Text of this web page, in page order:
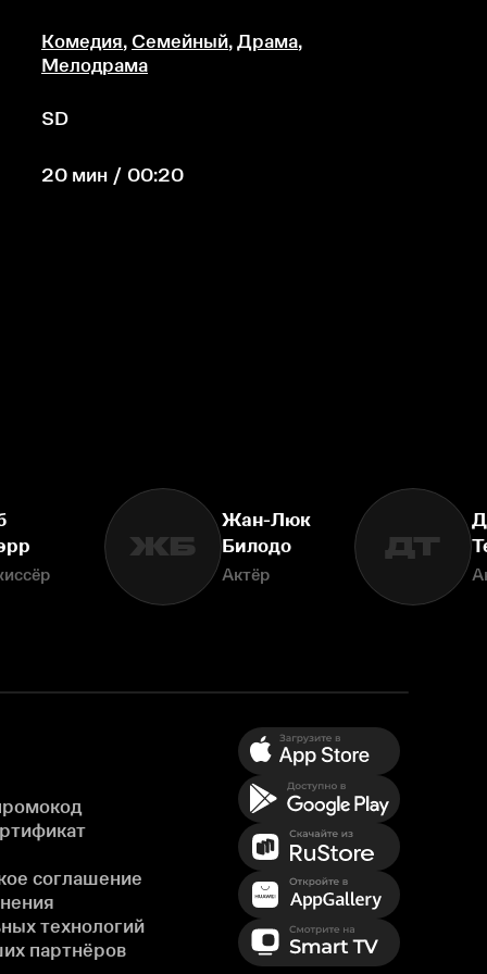
Комедия, Семейный, Драма,
Мелодрама
SD
20 мин / 00:20
ЖБ
Жан-Люк
Билодо
Актёр
ДТ
соглашение
технологий
партнёров